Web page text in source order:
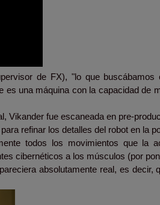
de FX), "lo que buscábamos
es una máquina con la capacidad de
Vikander fue escaneada en pre-
refinar los detalles del robot en la
todos los movimientos que la
cibernéticos a los músculos (por
absolutamente real, es decir,